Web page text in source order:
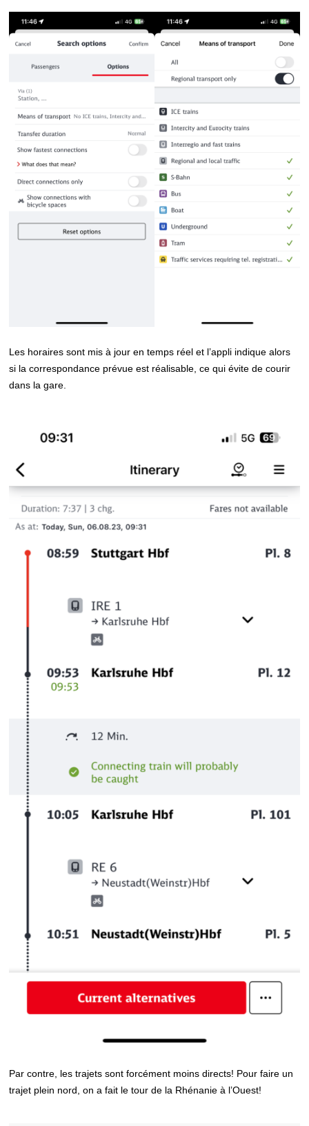
Les horaires sont mis à jour en temps réel et l’appli indique alors
si la correspondance prévue est réalisable, ce qui évite de courir
dans la gare.
Par contre, les trajets sont forcément moins directs! Pour faire un
trajet plein nord, on a fait le tour de la Rhénanie à l’Ouest!